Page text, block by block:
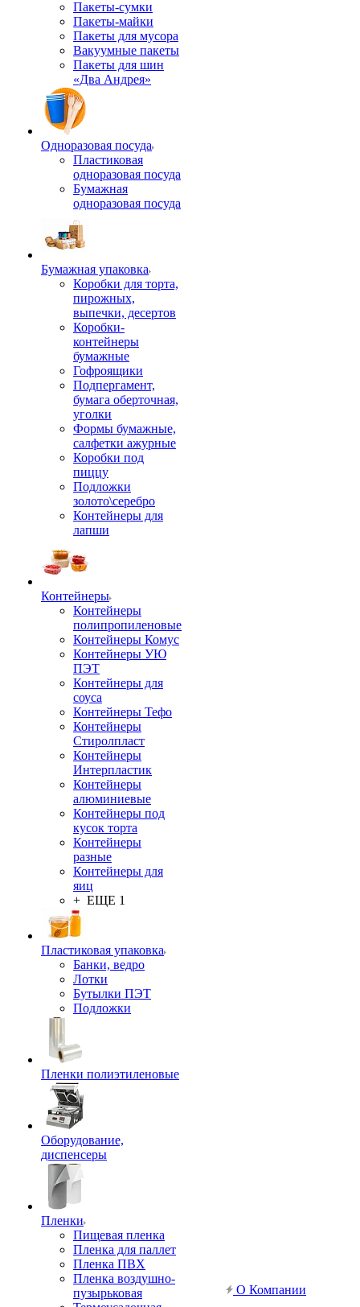
Пакеты-сумки
Пакеты-майки
Пакеты для мусора
Вакуумные пакеты
Пакеты для шин
«Два Андрея»
Одноразовая посуда
Пластиковая
одноразовая посуда
Бумажная
одноразовая посуда
Бумажная упаковка
Коробки для торта,
пирожных,
выпечки, десертов
Коробки-
контейнеры
бумажные
Гофроящики
Подпергамент,
бумага оберточная,
уголки
Формы бумажные,
салфетки ажурные
Коробки под
пиццу
Подложки
золото\серебро
Контейнеры для
лапши
Контейнеры
Контейнеры
полипропиленовые
Контейнеры Комус
Контейнеры УЮ
ПЭТ
Контейнеры для
соуса
Контейнеры Тефо
Контейнеры
Стиролпласт
Контейнеры
Интерпластик
Контейнеры
алюминиевые
Контейнеры под
кусок торта
Контейнеры
разные
Контейнеры для
яиц
+ ЕЩЕ 1
Пластиковая упаковка
Банки, ведро
Лотки
Бутылки ПЭТ
Подложки
Пленки полиэтиленовые
Оборудование,
диспенсеры
Пленки
Пищевая пленка
Пленка для паллет
Пленка ПВХ
Пленка воздушно-
пузырьковая
О Компании